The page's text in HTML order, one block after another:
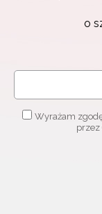
o
Wyrażam
przez